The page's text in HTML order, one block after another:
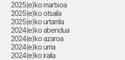
2025(e)ko martxoa
2025(e)ko otsaila
2025(e)ko urtarrila
2024(e)ko abendua
2024(e)ko azaroa
2024(e)ko urria
2024(e)ko iraila